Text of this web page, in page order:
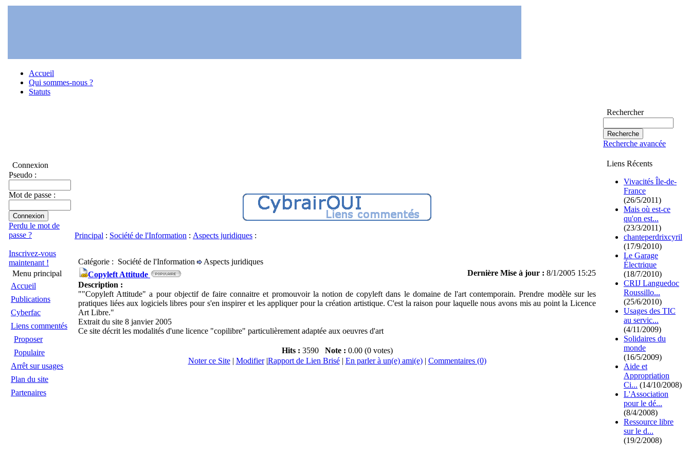
Accueil
Qui sommes-nous ?
Statuts
Connexion
Pseudo :
Mot de passe :
Perdu le mot de
passe ?
Inscrivez-vous
maintenant !
Menu principal
Accueil
Publications
Cyberfac
Liens commentés
Proposer
Populaire
Arrêt sur usages
Plan du site
Partenaires
Principal : Société de l'Information : Aspects juridiques :
Catégorie : Société de l'Information
Aspects juridiques
Copyleft Attitude
Dernière Mise à jour : 8/1/2005 15:25
Description :
""Copyleft Attitude" a pour objectif de faire connaitre et promouvoir la notion de copyleft dans le domaine de l'art contemporain. Prendre modèle sur les
pratiques liées aux logiciels libres pour s'en inspirer et les appliquer pour la création artistique. C'est la raison pour laquelle nous avons mis au point la Licence
Art Libre."
Extrait du site 8 janvier 2005
Ce site décrit les modalités d'une licence "copilibre" particulièrement adaptée aux oeuvres d'art
Hits : 3590 Note : 0.00 (0 votes)
Noter ce Site| Modifier|Rapport de Lien Brisé| En parler à un(e) ami(e)| Commentaires (0)
Rechercher
Recherche avancée
Liens Récents
Vivacités Île-de-
France
(26/5/2011)
Mais où est-ce
qu'on est...
(23/3/2011)
chanteperdrixcyril
(17/9/2010)
Le Garage
Électrique
(18/7/2010)
CRIJ Languedoc
Roussillo...
(25/6/2010)
Usages des TIC
au servic...
(4/11/2009)
Solidaires du
monde
(16/5/2009)
Aide et
Appropriation
Ci... (14/10/2008)
L'Association
pour le dé...
(8/4/2008)
Ressource libre
sur le d...
(19/2/2008)